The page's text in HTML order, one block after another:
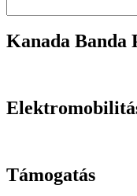
Kanada Banda
Támogatás